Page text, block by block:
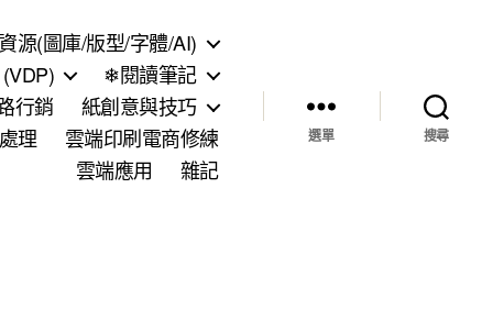
源(圖庫/版型/字體/AI)
❄閱讀筆記
行銷
紙創意與技巧
理
雲端印刷電商修練
雲端應用
雜記
選單 搜尋